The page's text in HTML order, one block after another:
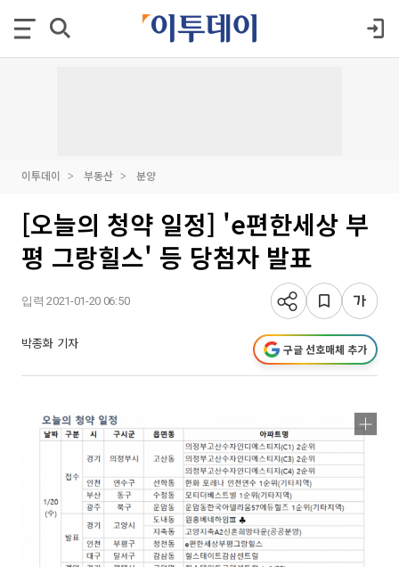
이투데이 부동산 분양
[오늘의 청약 일정] 'e편한세상 부
평 그랑힐스' 등 당첨자 발표
입력 2021-01-20 06:50
박종화 기자 구글 선호매체 추가